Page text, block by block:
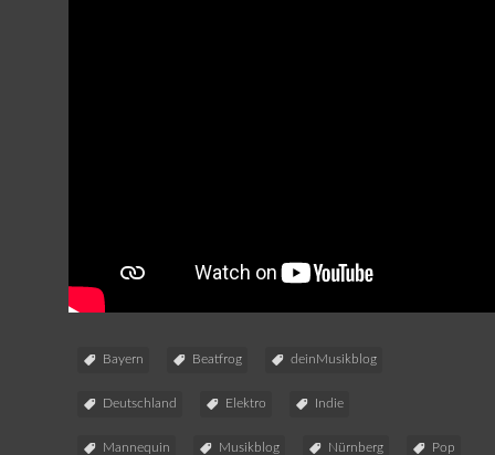
Bayern Beatfrog deinMusikblog
Deutschland Elektro Indie
Mannequin Musikblog Nürnberg Pop